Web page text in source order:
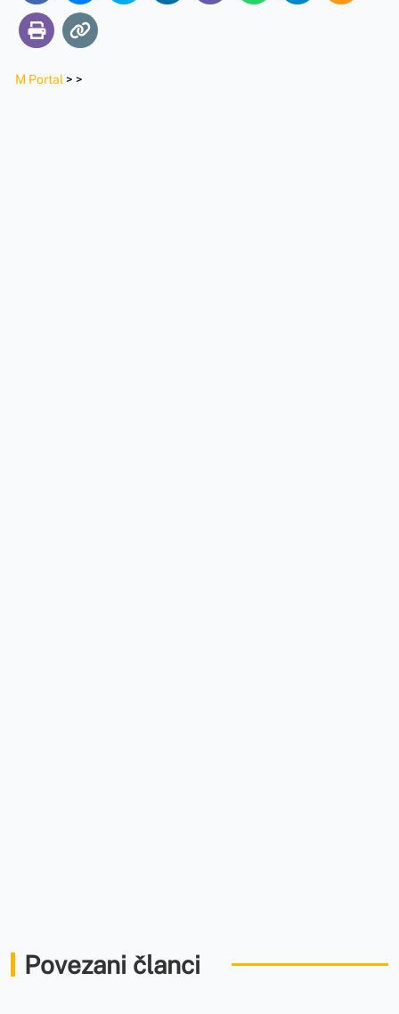
M Portal > >
Povezani članci